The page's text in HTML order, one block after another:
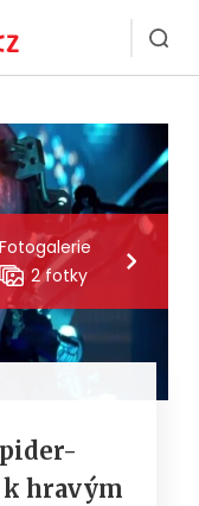
Fotogalerie
2 fotky
k hravým